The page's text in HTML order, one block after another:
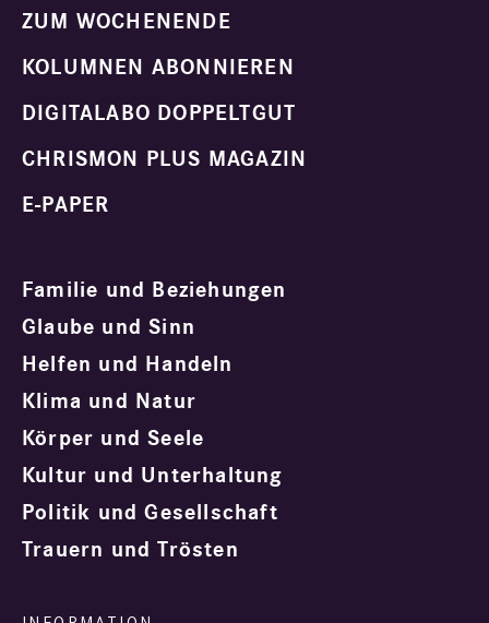
ZUM WOCHENENDE
KOLUMNEN ABONNIEREN
DIGITALABO DOPPELTGUT
CHRISMON PLUS MAGAZIN
E-PAPER
Familie und Beziehungen
Glaube und Sinn
Helfen und Handeln
Klima und Natur
Körper und Seele
Kultur und Unterhaltung
Politik und Gesellschaft
Trauern und Trösten